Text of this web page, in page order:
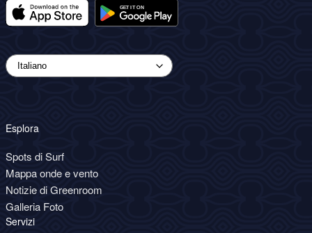
Esplora
Spots di Surf
Mappa onde e vento
Notizie di Greenroom
Galleria Foto
Servizi